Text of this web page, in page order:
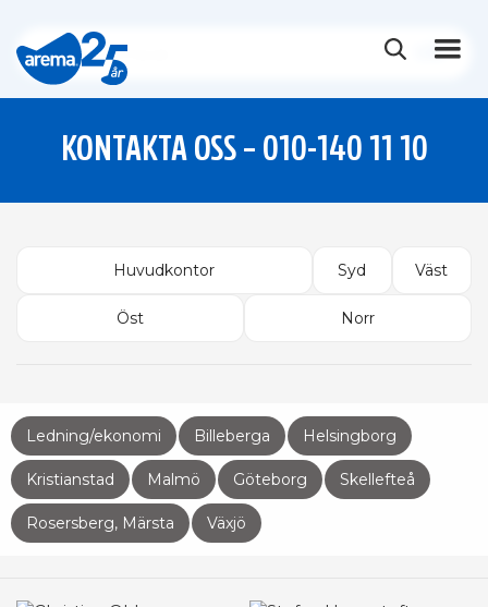
KONTAKTA OSS –010-140 11 10
Huvudkontor Syd Väst
Öst Norr
Ledning/ekonomi Billeberga Helsingborg
Kristianstad Malmö Göteborg Skellefteå
Rosersberg, Märsta Växjö